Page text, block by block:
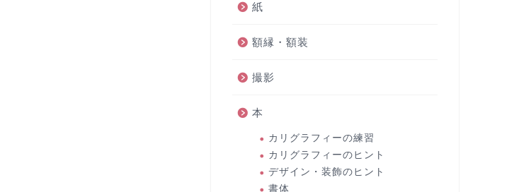
紙
額縁・額装
撮影
本
カリグラフィーの練習
カリグラフィーのヒント
デザイン・装飾のヒント
書体